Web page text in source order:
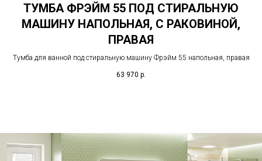
ТУМБА ФРЭЙМ 55 ПОД СТИРАЛЬНУЮ
МАШИНУ НАПОЛЬНАЯ, С РАКОВИНОЙ,
ПРАВАЯ
Тумба для ванной под стиральную машину Фрэйм 55 напольная, правая
63 970 р.